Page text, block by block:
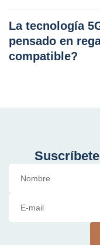
La tecnología
pensado en
compatible?